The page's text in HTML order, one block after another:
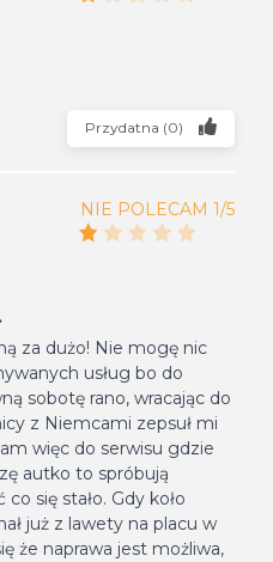
Przydatna (0)
NIE POLECAM 1/5
za dużo! Nie mogę nic
usług bo do
sobotę rano, wracając do
z Niemcami zepsuł mi
więc do serwisu gdzie
autko to spróbują
się stało. Gdy koło
już z lawety na placu w
że naprawa jest możliwa,